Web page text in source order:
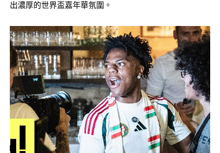
出濃厚的世界盃嘉年華氛圍。